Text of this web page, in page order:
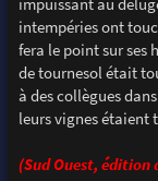
intempéries ont
fera le point sur ses
de tournesol était
à des collègues
leurs vignes étaient
(Sud Ouest, édition